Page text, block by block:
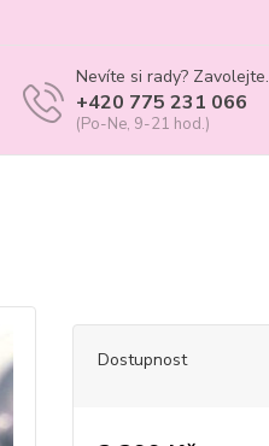
Nevíte si rady? Zavolejte.
+420 775 231 066
(Po-Ne, 9-21 hod.)
Dostupnost